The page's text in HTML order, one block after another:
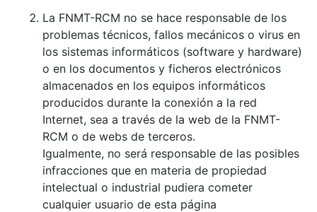
La FNMT-RCM no se hace responsable de los
problemas técnicos, fallos mecánicos o virus en
los sistemas informáticos (software y hardware)
o en los documentos y ficheros electrónicos
almacenados en los equipos informáticos
producidos durante la conexión a la red
Internet, sea a través de la web de la FNMT-
RCM o de webs de terceros.
Igualmente, no será responsable de las posibles
infracciones que en materia de propiedad
intelectual o industrial pudiera cometer
cualquier usuario de esta página